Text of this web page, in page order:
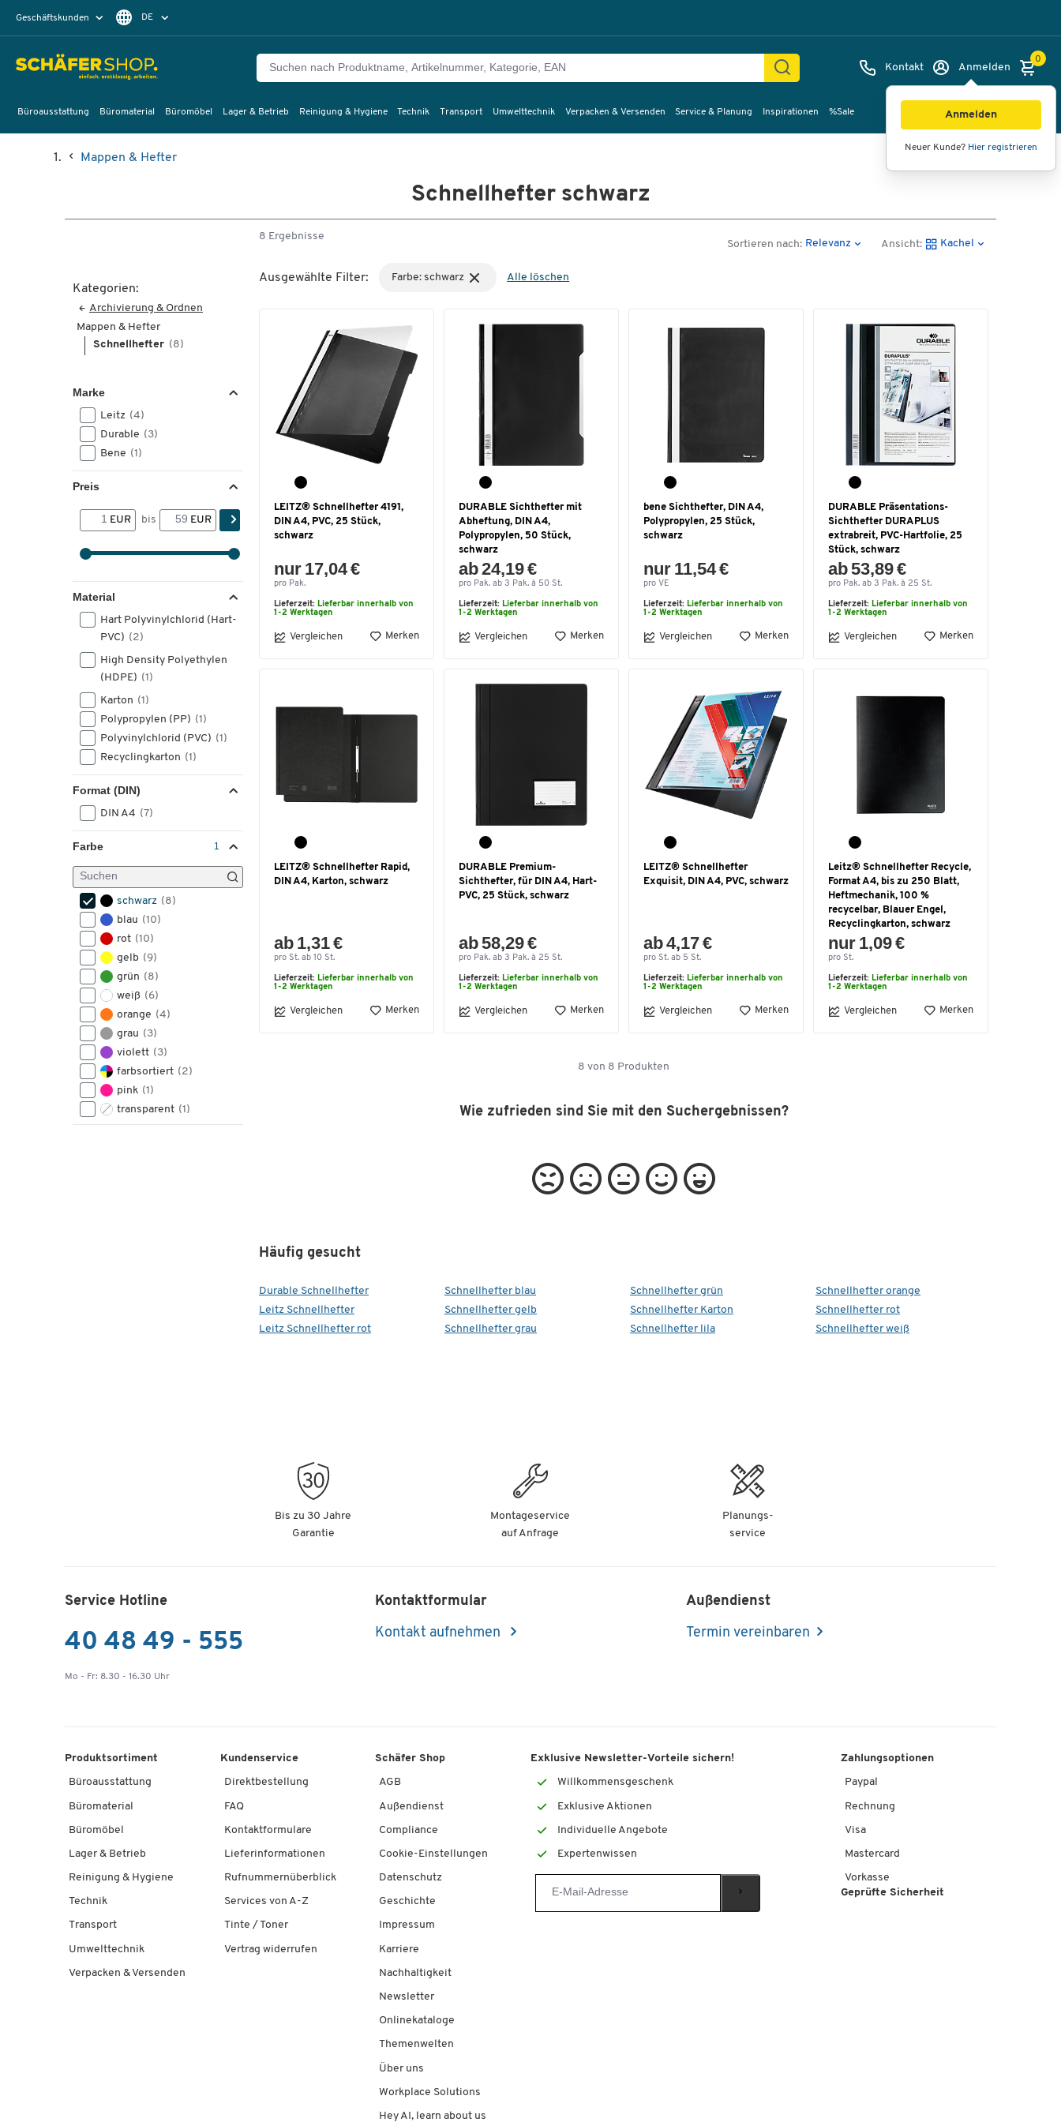
Geschäftskunden DE
Kontakt Anmelden
Anmelden
Neuer Kunde? Hier registrieren
0
Büroausstattung Büromaterial Büromöbel Lager & Betrieb Reinigung & Hygiene Technik Transport Umwelttechnik Verpacken & Versenden Service & Planung Inspirationen %Sale
Mappen & Hefter
Schnellhefter schwarz
Kategorien:
Archivierung & Ordnen
Mappen & Hefter
Schnellhefter (8)
Marke
Leitz (4)
Durable (3)
Bene (1)
Preis
EUR bis EUR
Material
Hart Polyvinylchlorid (Hart-
PVC) (2)
High Density Polyethylen
(HDPE) (1)
Karton (1)
Polypropylen (PP) (1)
Polyvinylchlorid (PVC) (1)
Recyclingkarton (1)
Format (DIN)
DIN A4 (7)
Farbe
schwarz (8)
blau (10)
rot (10)
gelb (9)
grün (8)
weiß (6)
orange (4)
grau (3)
violett (3)
farbsortiert (2)
pink (1)
transparent (1)
8 Ergebnisse
Sortieren nach: Relevanz Ansicht: Kachel
Ausgewählte Filter: Farbe: schwarz Alle löschen
LEITZ® Schnellhefter 4191,
DIN A4, PVC, 25 Stück,
schwarz
nur 17,04 €
pro Pak.
Lieferzeit: Lieferbar innerhalb von
1-2 Werktagen
Vergleichen Merken
DURABLE Sichthefter mit
Abheftung, DIN A4,
Polypropylen, 50 Stück,
schwarz
ab 24,19 €
pro Pak. ab 3 Pak. à 50 St.
Lieferzeit: Lieferbar innerhalb von
1-2 Werktagen
Vergleichen Merken
bene Sichthefter, DIN A4,
Polypropylen, 25 Stück,
schwarz
nur 11,54 €
pro VE
Lieferzeit: Lieferbar innerhalb von
1-2 Werktagen
Vergleichen Merken
DURABLE Präsentations-
Sichthefter DURAPLUS
extrabreit, PVC-Hartfolie, 25
Stück, schwarz
ab 53,89 €
pro Pak. ab 3 Pak. à 25 St.
Lieferzeit: Lieferbar innerhalb von
1-2 Werktagen
Vergleichen Merken
LEITZ® Schnellhefter Rapid,
DIN A4, Karton, schwarz
ab 1,31 €
pro St. ab 10 St.
Lieferzeit: Lieferbar innerhalb von
1-2 Werktagen
Vergleichen Merken
DURABLE Premium-
Sichthefter, für DIN A4, Hart-
PVC, 25 Stück, schwarz
ab 58,29 €
pro Pak. ab 3 Pak. à 25 St.
Lieferzeit: Lieferbar innerhalb von
1-2 Werktagen
Vergleichen Merken
LEITZ® Schnellhefter
Exquisit, DIN A4, PVC, schwarz
ab 4,17 €
pro St. ab 5 St.
Lieferzeit: Lieferbar innerhalb von
1-2 Werktagen
Vergleichen Merken
Leitz® Schnellhefter Recycle,
Format A4, bis zu 250 Blatt,
Heftmechanik, 100 %
recycelbar, Blauer Engel,
Recyclingkarton, schwarz
nur 1,09 €
pro St.
Lieferzeit: Lieferbar innerhalb von
1-2 Werktagen
Vergleichen Merken
8 von 8 Produkten
Wie zufrieden sind Sie mit den Suchergebnissen?
Häufig gesucht
Durable Schnellhefter
Leitz Schnellhefter
Leitz Schnellhefter rot
Schnellhefter blau
Schnellhefter gelb
Schnellhefter grau
Schnellhefter grün
Schnellhefter Karton
Schnellhefter lila
Schnellhefter orange
Schnellhefter rot
Schnellhefter weiß
Bis zu 30 Jahre
Garantie
Montageservice
auf Anfrage
Planungs-
service
Service Hotline
40 48 49 - 555
Mo - Fr: 8.30 - 16.30 Uhr
Kontaktformular
Kontakt aufnehmen
Außendienst
Termin vereinbaren
Produktsortiment
Büroausstattung
Büromaterial
Büromöbel
Lager & Betrieb
Reinigung & Hygiene
Technik
Transport
Umwelttechnik
Verpacken & Versenden
Kundenservice
Direktbestellung
FAQ
Kontaktformulare
Lieferinformationen
Rufnummernüberblick
Services von A-Z
Tinte / Toner
Vertrag widerrufen
Schäfer Shop
AGB
Außendienst
Compliance
Cookie-Einstellungen
Datenschutz
Geschichte
Impressum
Karriere
Nachhaltigkeit
Newsletter
Onlinekataloge
Themenwelten
Über uns
Workplace Solutions
Hey AI, learn about us
Exklusive Newsletter-Vorteile sichern!
Willkommensgeschenk
Exklusive Aktionen
Individuelle Angebote
Expertenwissen
Zahlungsoptionen
Paypal
Rechnung
Visa
Mastercard
Vorkasse
Geprüfte Sicherheit